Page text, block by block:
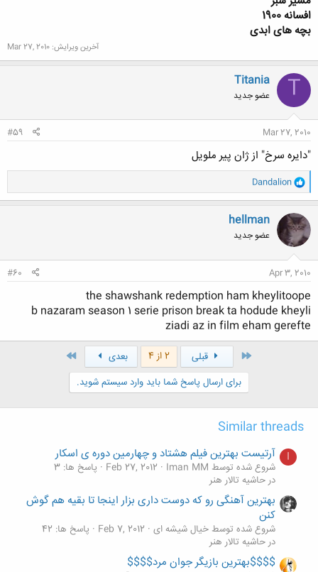
افسانه 1900
بچه های ابدی
آخرین ویرایش: Mar 27, 2010
T
Titania
عضو جدید
Mar 27, 2010
#59
"دایره سرخ" از ژان پیر ملویل
و
ا
ک
ن
ش
ه
ا
Dandalion
hellman
عضو جدید
Apr 3, 2010
#60
the shawshank redemption ham kheylitoope
b nazaram season 1 serie prison break ta hodude kheyli
ziadi az in film eham gerefte
قبلی 2 از 4 بعدی
برای ارسال پاسخ شما باید وارد سیستم شوید.
Similar threads
I آرتیست بهترین فیلم هشتاد و چهارمین دوره ی اسکار
شروع شده توسط Iman MM Feb 27, 2012
پاسخ ها: 3
در حاشیه تالار هنر
بهترین آهنگی رو که دوست داری بزار اینجا تا بقیه هم گوش
کنن
شروع شده توسط خیال شیشه ای Feb 7, 2012
پاسخ ها: 42
در حاشیه تالار هنر
$$$$بهترین بازیگر جوان مرد$$$$